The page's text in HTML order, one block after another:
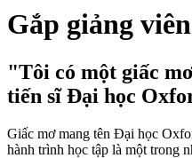
Gắp giảng
"Tôi có một giấc
tiến sĩ Đại học
Giấc mơ mang tên Đại học
hành trình học tập là một trong